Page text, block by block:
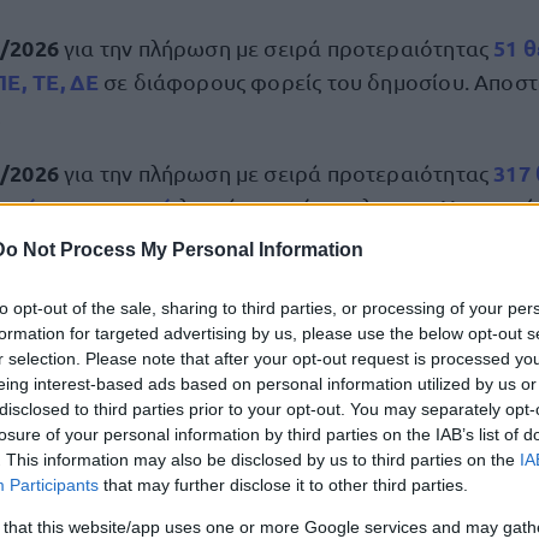
Not Process My Personal Information
opt-out of the sale, sharing to third parties, or processing of your
for targeted advertising by us, please use the below opt-out
selection. Please note that after your opt-out request is processed
interest-based ads based on personal information utilized by us
to third parties prior to your opt-out. You may separately
of your personal information by third parties on the IAB’s list of
This information may also be disclosed by us to third parties on the
Participants that may further disclose it to other third parties.
that this website/app uses one or more Google services and may
2026για την πλήρωση με σειρά προτεραιότητας 51
ΤΕ, ΔΕ σε διάφορους φορείς του δημοσίου.
2026για την πλήρωση με σειρά προτεραιότητας 317
προσωπικούλοιπών φορέων, πλην του
Εθνικό Τυπογραφείο.
προκήρυξης για την πλήρωση περίπου
108
Προσωπικού (Ε.Ε.Π.)μόνιμου και προσωπικού με
αορίστου χρόνου, σε φορείς του Δημοσίου (Β΄
Πανεπιστημιακής Εκπαίδευσης του Πανελλήνιου
της 1Γ/2025 Πρόσκλησης/Προκήρυξης (ΑΣΕΠ).
σχεδίου προκήρυξηςγια την πλήρωση περίπου
κατηγορίας ΥΕδιαφόρων κλάδων/